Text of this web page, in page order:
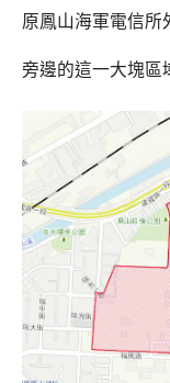
原鳳山海軍電信所
旁邊的這一大塊區